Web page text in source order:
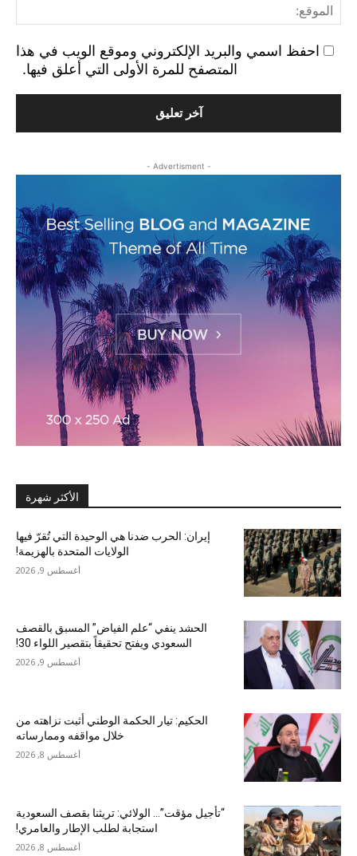
احفظ اسمي والبريد الإلكتروني وموقع الويب في هذا
المتصفح للمرة الأولى التي أعلق فيها.
- Advertisment -
الأكثر شهرة
إيران: الحرب ضدنا هي الوحيدة التي تُقرّ فيها
الولايات المتحدة بالهزيمة!
أغسطس 9, 2026
الحشد ينفي “علم الفياض” المسبق بالقصف
السعودي ويفتح تحقيقاً بتقصير اللواء 30!
أغسطس 9, 2026
الحكيم: تيار الحكمة الوطني أثبت نزاهته من
خلال مواقفه وممارساته
أغسطس 8, 2026
“تأجيل مؤقت”… الولائي: تريثنا بقصف السعودية
استجابة لطلب الإطار والعامري!
أغسطس 8, 2026